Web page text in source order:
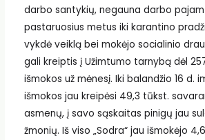
darbo santykių, negauna darbo
pastaruosius metus iki karantino
vykdė veiklą bei mokėjo socialinio
gali kreiptis į Užimtumo tarnybą dėl
išmokos už mėnesį. Iki balandžio 16 d.
išmokos jau kreipėsi 49,3 tūkst.
asmenų, į savo sąskaitas pinigų jau
žmonių. Iš viso „Sodra“ jau išmokėjo